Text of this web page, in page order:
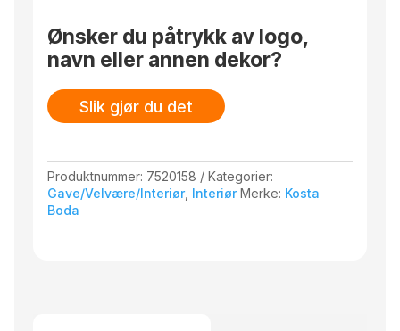
Ønsker du påtrykk av logo,
navn eller annen dekor?
Slik gjør du det
Produktnummer: 7520158
Kategorier:
Gave/Velvære/Interiør, Interiør Merke: Kosta
Boda